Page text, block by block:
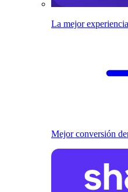
La mejor
Mejor conversión